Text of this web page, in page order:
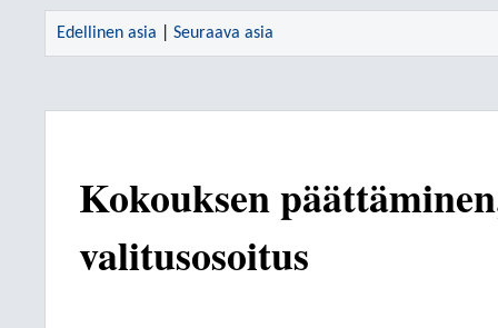
Edellinen asia Seuraava asia
Kokouksen
valitusosoitus